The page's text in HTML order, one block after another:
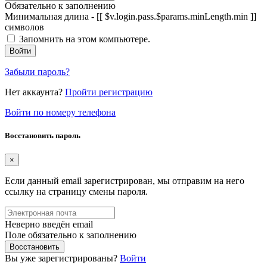
Обязательно к заполнению
Минимальная длина - [[ $v.login.pass.$params.minLength.min ]]
символов
Запомнить на этом компьютере.
Войти
Забыли пароль?
Нет аккаунта? Пройти регистрацию
Войти по номеру телефона
Восстановить пароль
×
Если данный email зарегистрирован, мы отправим на него
ссылку на страницу смены пароля.
Неверно введён email
Поле обязательно к заполнению
Восстановить
Вы уже зарегистрированы? Войти